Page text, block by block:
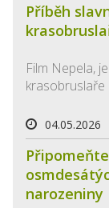
Příběh
Film Nepela,
krasobruslaře
04.05.2026
narozeniny